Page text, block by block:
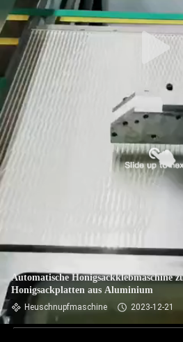
Automatische Honigsackklebmaschine
Honigsackplatten aus Aluminium
Heuschnupfmaschine 2023-12-21